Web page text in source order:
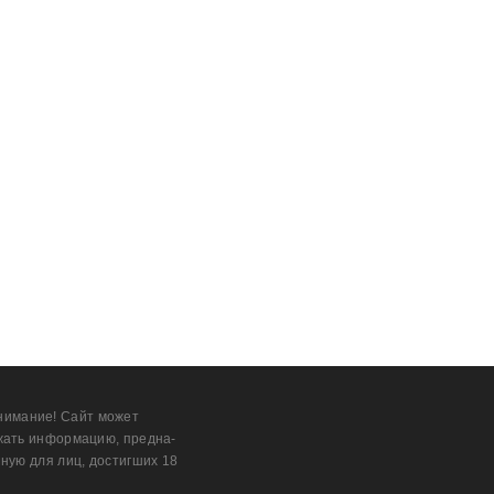
Сайт может
информацию, предна­
для лиц, дости­гших 18